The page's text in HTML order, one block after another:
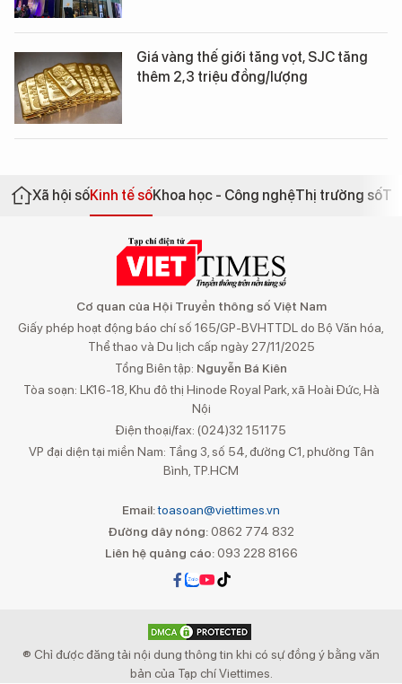
Giá vàng thế giới tăng vọt, SJC tăng
thêm 2,3 triệu đồng/lượng
Xã hội sốKinh tế sốKhoa học - Công nghệThị trường số
Cơ quan của Hội Truyền thông số Việt Nam
Giấy phép hoạt động báo chí số 165/GP-BVHTTDL do Bộ Văn hóa,
Thể thao và Du lịch cấp ngày 27/11/2025
Tổng Biên tập: Nguyễn Bá Kiên
Tòa soạn: LK16-18, Khu đô thị Hinode Royal Park, xã Hoài Đức, Hà
Nội
Điện thoại/fax: (024)32 151175
VP đại diện tại miền Nam: Tầng 3, số 54, đường C1, phường Tân
Bình, TP.HCM
Email:toasoan@viettimes.vn
Đường dây nóng: 0862 774 832
Liên hệ quảng cáo:093 228 8166
® Chỉ được đăng tải nội dung thông tin khi có sự đồng ý bằng văn
bản của Tạp chí Viettimes.